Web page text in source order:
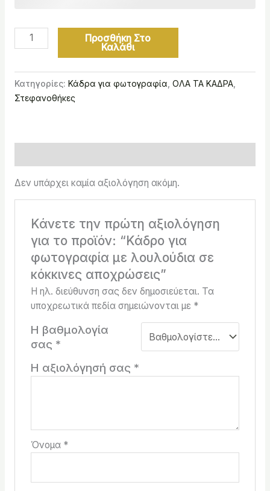
Προσθήκη Στο
Καλάθι
Κατηγορίες: Κάδρα για φωτογραφία ΟΛΑ ΤΑ ΚΑΔΡΑ,
Στεφανοθήκες
Δεν υπάρχει καμία αξιολόγηση ακόμη.
Κάνετε την πρώτη αξιολόγηση
για το προϊόν: “Κάδρο για
φωτογραφία με λουλούδια σε
κόκκινες αποχρώσεις”
Η ηλ. διεύθυνση σας δεν δημοσιεύεται. Τα
υποχρεωτικά πεδία σημειώνονται με *
Η βαθμολογία
σας *
Η αξιολόγησή σας *
Όνομα *